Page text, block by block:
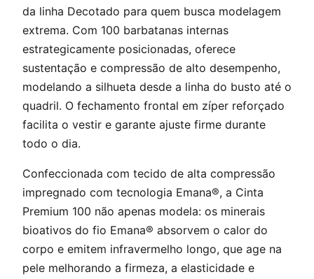
da linha Decotado para quem busca modelagem
extrema. Com 100 barbatanas internas
estrategicamente posicionadas, oferece
sustentação e compressão de alto desempenho,
modelando a silhueta desde a linha do busto até o
quadril. O fechamento frontal em zíper reforçado
facilita o vestir e garante ajuste firme durante
todo o dia.
Confeccionada com tecido de alta compressão
impregnado com tecnologia Emana®, a Cinta
Premium 100 não apenas modela: os minerais
bioativos do fio Emana® absorvem o calor do
corpo e emitem infravermelho longo, que age na
pele melhorando a firmeza, a elasticidade e